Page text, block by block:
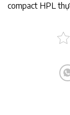
compact HPL